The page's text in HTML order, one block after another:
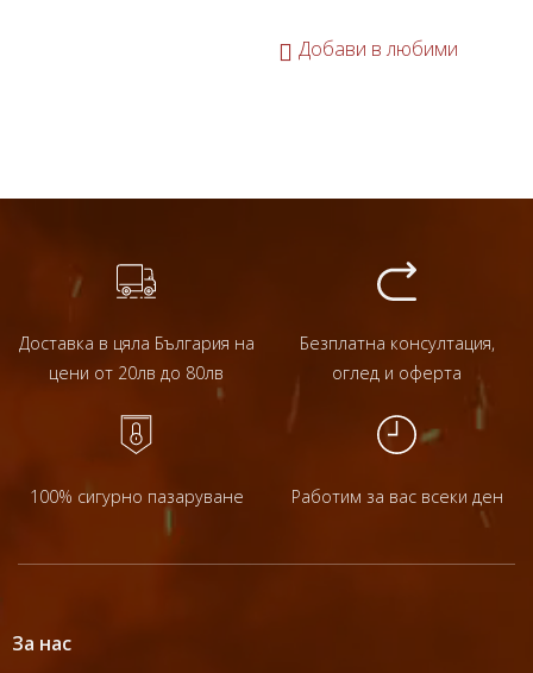
Добави в любими
Доставка в цяла България на
цени от 20лв до 80лв
Безплатна консултация,
оглед и оферта
100% сигурно пазаруване Работим за вас всеки ден
За нас